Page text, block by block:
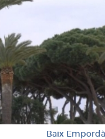
Baix Empordà